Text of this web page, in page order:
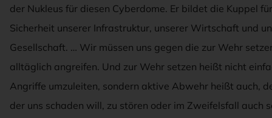
der Nukleus für diesen Cyberdome. Er bildet die Kuppel
Sicherheit unserer Infrastruktur, unserer Wirtschaft und
Gesellschaft. … Wir müssen uns gegen die zur Wehr
alltäglich angreifen. Und zur Wehr setzen heißt nicht
Angriffe umzuleiten, sondern aktive Abwehr heißt auch,
der uns schaden will, zu stören oder im Zweifelsfall auch